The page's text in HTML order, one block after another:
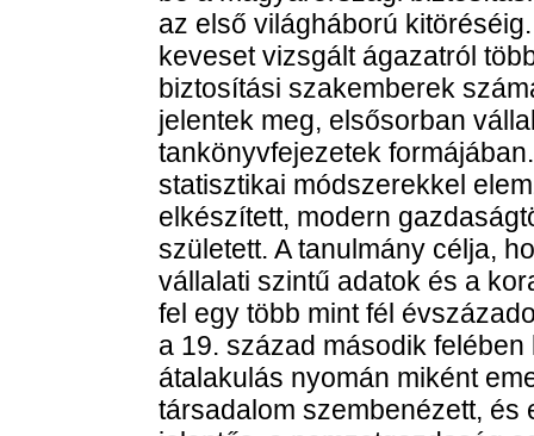
az első világháború
keveset vizsgált ágazatról
biztosítási szakemberek
jelentek meg, elsősorban
tankönyvfejezetek
statisztikai módszerekkel
elkészített, modern
született. A tanulmány célja,
vállalati szintű adatok és a
fel egy több mint fél
a 19. század második
átalakulás nyomán miként
társadalom szembenézett, és